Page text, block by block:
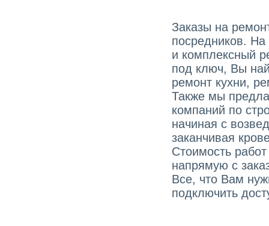
Заказы на
посредников.
и комплексный
под ключ, Вы
ремонт кухни,
Также мы
компаний по
начиная с
заканчивая
Стоимость
напрямую с
Все, что Вам
подключить